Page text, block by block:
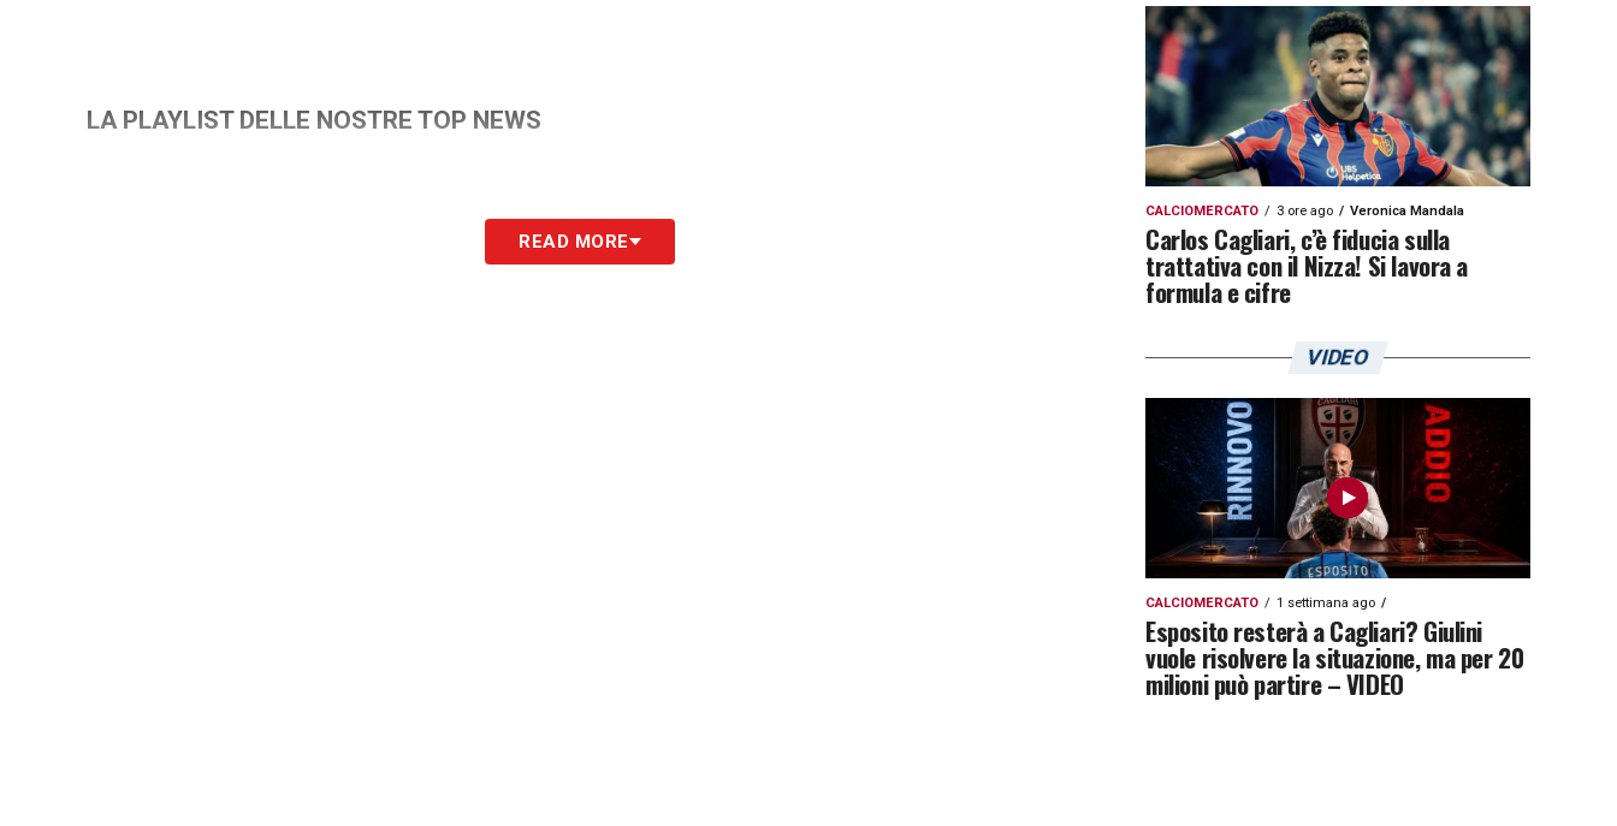
LA PLAYLIST DELLE NOSTRE TOP NEWS
READ MORE
CALCIOMERCATO 3 ore ago Veronica Mandala
Carlos Cagliari, c’è fiducia sulla
trattativa con il Nizza! Si lavora a
formula e cifre
VIDEO
CALCIOMERCATO 1 settimana ago
Esposito resterà a Cagliari? Giulini
vuole risolvere la situazione, ma per 20
milioni può partire – VIDEO